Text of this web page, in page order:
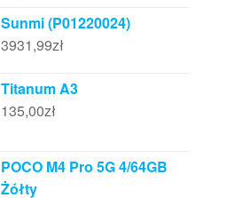
Sunmi (P01220024)
3931,99zł
Titanum A3
135,00zł
POCO M4 Pro 5G 4/64GB
Żółty